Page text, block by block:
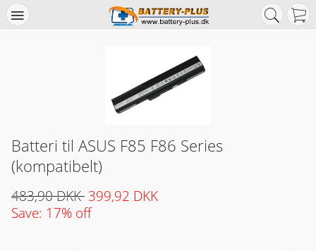
Batteri til ASUS F85 F86 Series
(kompatibelt)
483,90 DKK 399,92 DKK
Save: 17% off